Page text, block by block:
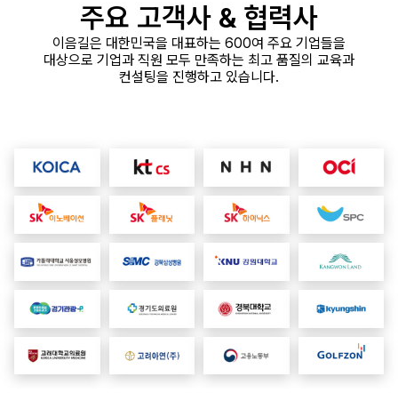
주요 고객사 & 협력사
이음길은 대한민국을 대표하는 600여 주요 기업들을
대상으로 기업과 직원 모두 만족하는 최고 품질의 교육과
컨설팅을 진행하고 있습니다.